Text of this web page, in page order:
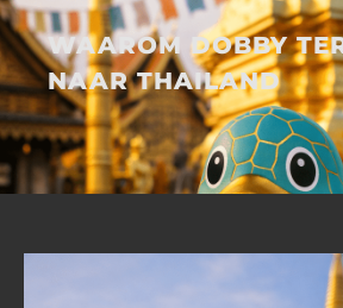
WAAROM DOBBY
NAAR THAILAND